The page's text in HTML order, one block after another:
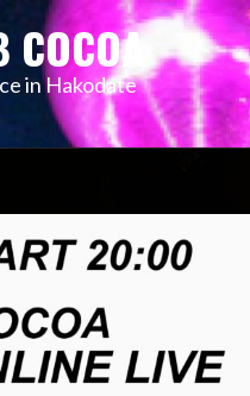
in Hakodate